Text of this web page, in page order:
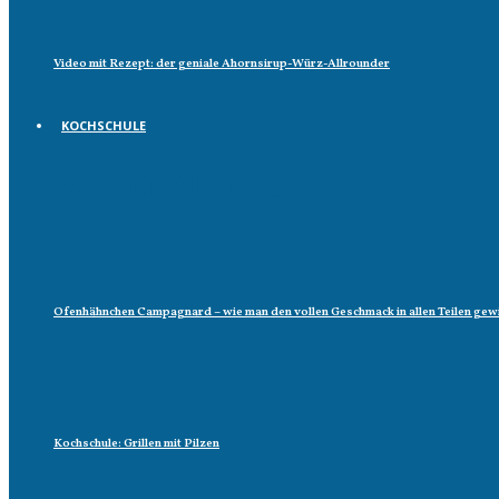
Video mit Rezept: der geniale Ahornsirup-Würz-Allrounder
KOCHSCHULE
Ofenhähnchen Campagnard – wie man den vollen Geschmack in allen Teilen
Kochschule: Grillen mit Pilzen